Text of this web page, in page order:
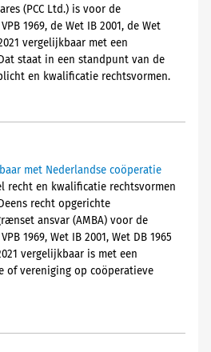
(PCC Ltd.) is voor de
1969, de Wet IB 2001, de Wet
vergelijkbaar met een
staat in een standpunt van de
en kwalificatie rechtsvormen.
met Nederlandse coöperatie
recht en kwalificatie rechtsvormen
recht opgerichte
ansvar (AMBA) voor de
1969, Wet IB 2001, Wet DB 1965
vergelijkbaar is met een
of vereniging op coöperatieve